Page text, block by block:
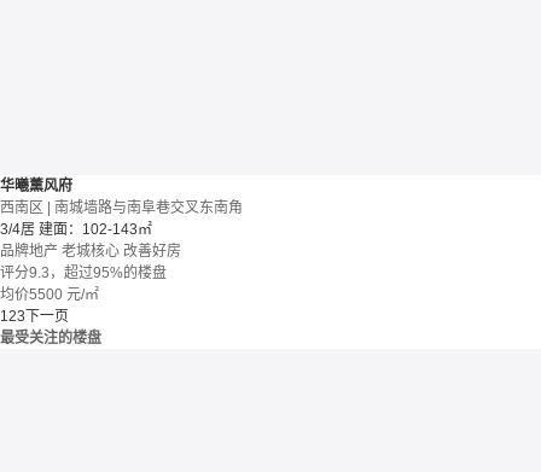
华曦薰风府
西南区 | 南城墙路与南阜巷交叉东南角
3/4居 建面：102-143㎡
品牌地产 老城核心 改善好房
评分9.3，超过95%的楼盘
均价5500 元/㎡
123 下一页
最受关注的楼盘